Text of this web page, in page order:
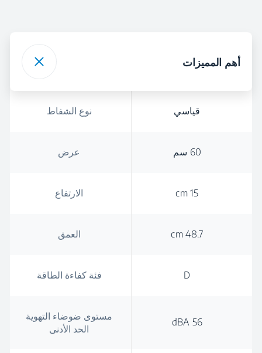
أهم المميزات
نوع الشفاط قياسي
عرض 60 سم
الارتفاع 15 cm
العمق 48.7 cm
فئة كفاءة الطاقة D
مستوى ضوضاء التهوية
الحد الأدنى
56 dBA